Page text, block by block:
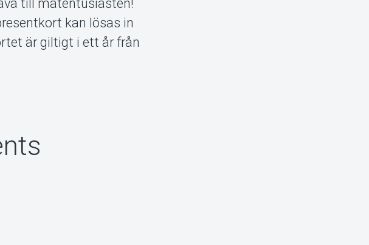
till matentusiasten!
kan lösas in
är giltigt i ett år från